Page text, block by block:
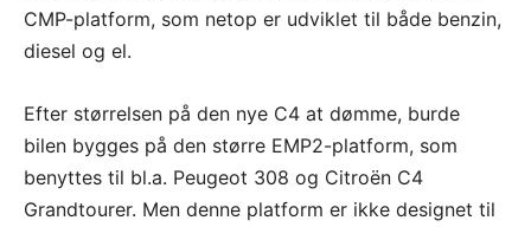
CMP-platform, som netop er udviklet til både benzin,
diesel og el.
Efter størrelsen på den nye C4 at dømme, burde
bilen bygges på den større EMP2-platform, som
benyttes til bl.a. Peugeot 308 og Citroën C4
Grandtourer. Men denne platform er ikke designet til